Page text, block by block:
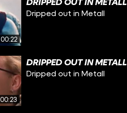
00:22
Dripped out in Metall
00:23
DRIPPED OUT IN METALL
Dripped out in Metall